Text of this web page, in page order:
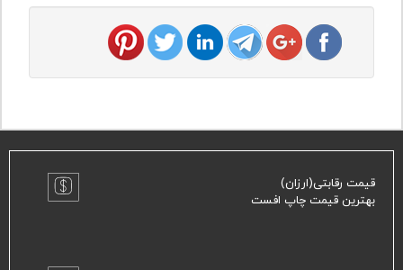
قیمت رقابتی(ارزان)
بهترین قیمت چاپ افست